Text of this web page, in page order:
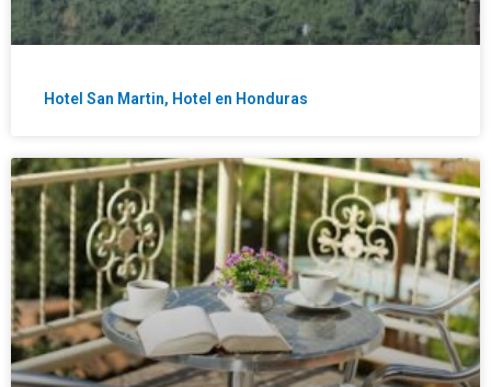
Hotel San Martin, Hotel en Honduras